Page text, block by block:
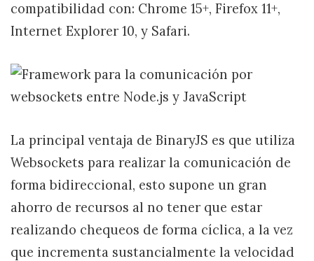
compatibilidad con: Chrome 15+, Firefox 11+,
Internet Explorer 10, y Safari.
La principal ventaja de BinaryJS es que utiliza
Websockets para realizar la comunicación de
forma bidireccional, esto supone un gran
ahorro de recursos al no tener que estar
realizando chequeos de forma cíclica, a la vez
que incrementa sustancialmente la velocidad